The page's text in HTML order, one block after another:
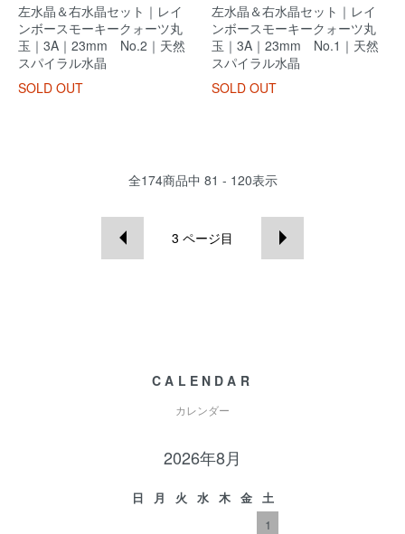
左水晶＆右水晶セット｜レイ
ンボースモーキークォーツ丸
玉｜3A｜23mm No.2｜天然
スパイラル水晶
SOLD OUT
左水晶＆右水晶セット｜レイ
ンボースモーキークォーツ丸
玉｜3A｜23mm No.1｜天然
スパイラル水晶
SOLD OUT
全174商品中 81 - 120表示
3 ページ目
CALENDAR
カレンダー
2026年8月
日 月 火 水 木 金
土
1